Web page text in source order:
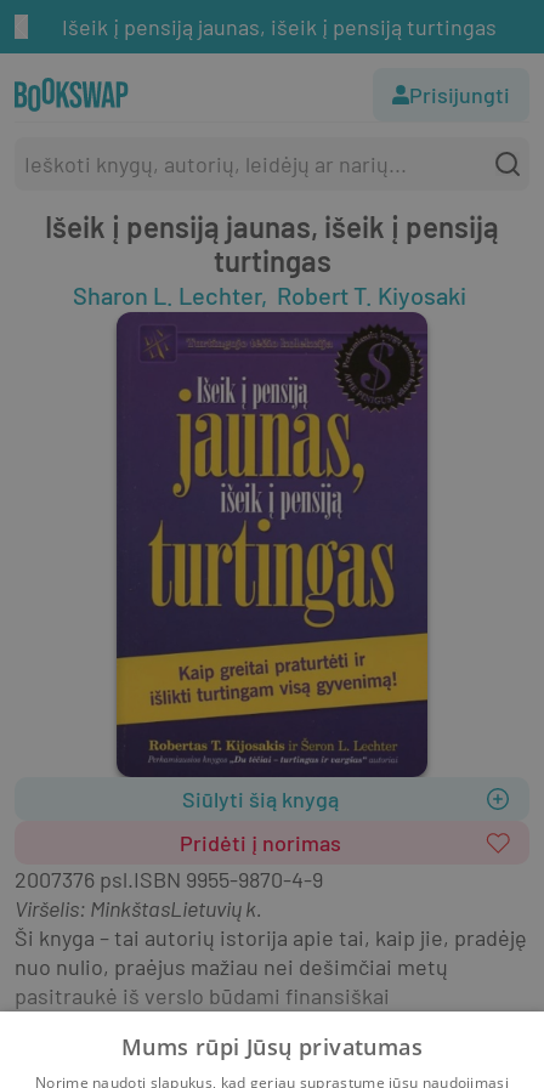
Išeik į pensiją jaunas, išeik į pensiją turtingas
Prisijungti
Išeik į pensiją jaunas, išeik į pensiją
turtingas
Sharon L. Lechter Robert T. Kiyosaki
Siūlyti šią knygą
Pridėti į norimas
2007376 psl.ISBN 9955-9870-4-9
Viršelis: MinkštasLietuvių k.
Ši knyga – tai autorių istorija apie tai, kaip jie, pradėję
nuo nulio, praėjus mažiau nei dešimčiai metų
pasitraukė iš verslo būdami finansiškai
Mums rūpi Jūsų privatumas
Norime naudoti slapukus, kad geriau suprastume jūsų naudojimąsi